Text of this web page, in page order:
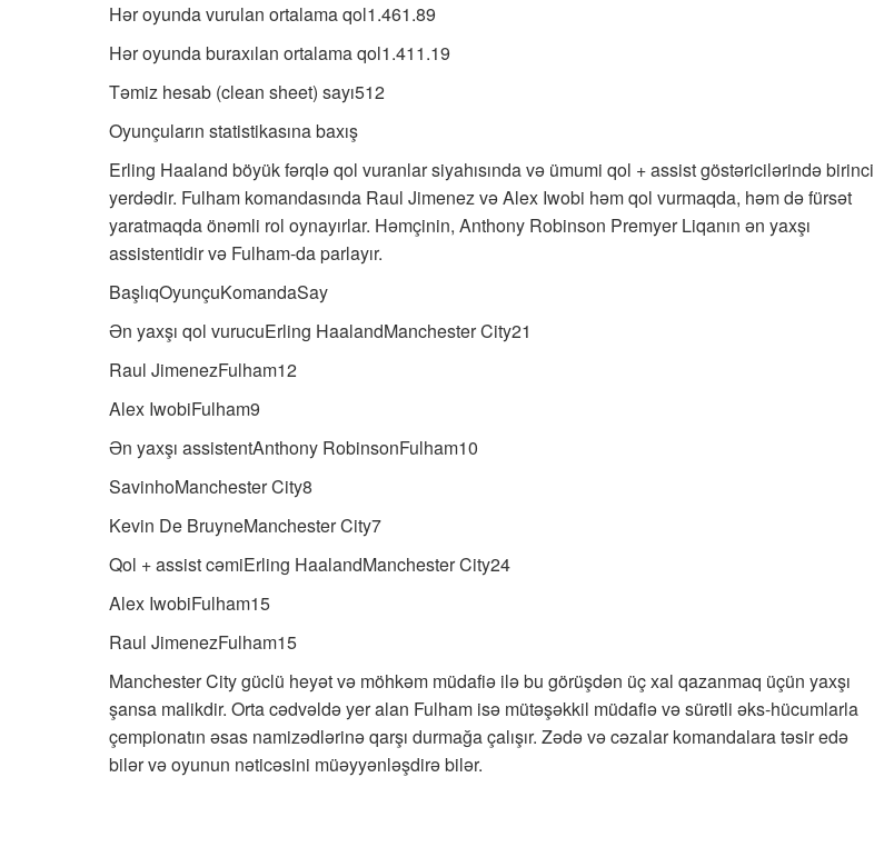
Hər oyunda vurulan ortalama qol1.461.89
Hər oyunda buraxılan ortalama qol1.411.19
Təmiz hesab (clean sheet) sayı512
Oyunçuların statistikasına baxış
Erling Haaland böyük fərqlə qol vuranlar siyahısında və ümumi qol + assist göstəricilərində birinci
yerdədir. Fulham komandasında Raul Jimenez və Alex Iwobi həm qol vurmaqda, həm də fürsət
yaratmaqda önəmli rol oynayırlar. Həmçinin, Anthony Robinson Premyer Liqanın ən yaxşı
assistentidir və Fulham-da parlayır.
BaşlıqOyunçuKomandaSay
Ən yaxşı qol vurucuErling HaalandManchester City21
Raul JimenezFulham12
Alex IwobiFulham9
Ən yaxşı assistentAnthony RobinsonFulham10
SavinhoManchester City8
Kevin De BruyneManchester City7
Qol + assist cəmiErling HaalandManchester City24
Alex IwobiFulham15
Raul JimenezFulham15
Manchester City güclü heyət və möhkəm müdafiə ilə bu görüşdən üç xal qazanmaq üçün yaxşı
şansa malikdir. Orta cədvəldə yer alan Fulham isə mütəşəkkil müdafiə və sürətli əks-hücumlarla
çempionatın əsas namizədlərinə qarşı durmağa çalışır. Zədə və cəzalar komandalara təsir edə
bilər və oyunun nəticəsini müəyyənləşdirə bilər.